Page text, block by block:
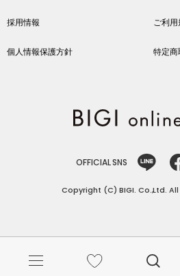
採用情報 ご利
個人情報保護方針 特定
OFFICIAL SNS
Copyright (C) BIGI. Co.,Ltd.